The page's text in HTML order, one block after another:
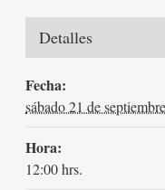
Detalles
Fecha:
sábado 21 de
Hora:
12:00 hrs.